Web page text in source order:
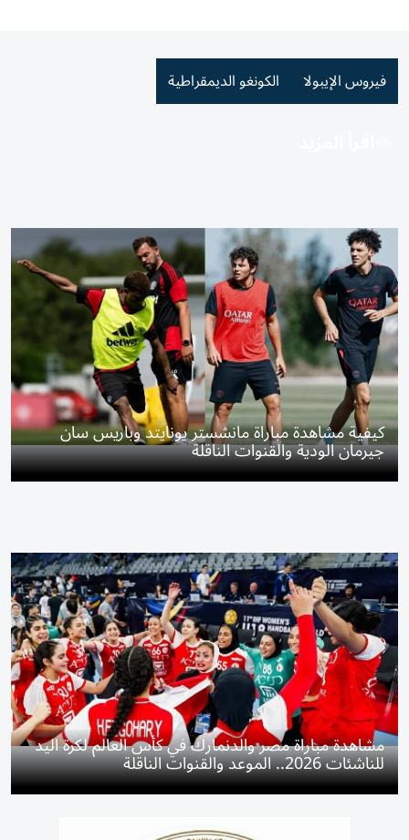
فيروس الإيبولا الكونغو الديمقراطية
كيفية مشاهدة مباراة مانشستر يونايتد وباريس سان
جيرمان الودية والقنوات الناقلة
مشاهدة مباراة مصر والدنمارك في كأس العالم لكرة اليد
للناشئات 2026.. الموعد والقنوات الناقلة